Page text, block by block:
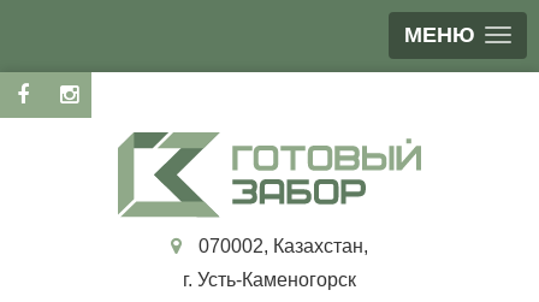
МЕНЮ
070002, Казахстан,
г. Усть-Каменогорск